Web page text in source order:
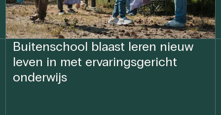
Buitenschool blaast leren nieuw
leven in met ervaringsgericht
onderwijs